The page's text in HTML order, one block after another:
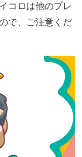
コロは他のプレ
で、ご注意くだ